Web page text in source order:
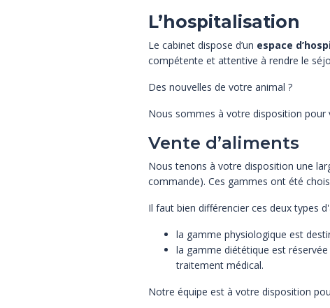
L’hospitalisation
Le cabinet dispose d’un espace
compétente et attentive à rendre le
Des nouvelles de votre animal ?
Nous sommes à votre disposition
Vente d’aliments
Nous tenons à votre disposition une
commande). Ces gammes ont été
Il faut bien différencier ces deux types
la gamme physiologique est
la gamme diététique est
traitement médical.
Notre équipe est à votre disposition